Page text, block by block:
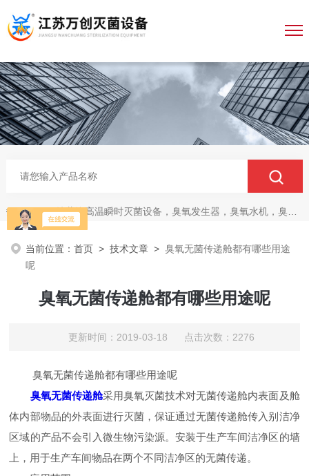
热门关键词：纯蒸汽高温瞬时灭菌设备，臭氧发生器，臭氧水机，臭氧灭菌柜，无菌传递仓
当前位置：首页 >技术文章 >臭氧无菌传递舱都有哪些用途
呢
臭氧无菌传递舱都有哪些用途呢
更新时间：2019-03-18 点击次数：2276
臭氧无菌传递舱都有哪些用途呢
臭氧无菌传递舱采用臭氧灭菌技术对无菌传递舱内表面及舱
体内部物品的外表面进行灭菌，保证通过无菌传递舱传入别洁净
区域的产品不会引入微生物污染源。安装于生产车间洁净区的墙
上，用于生产车间物品在两个不同洁净区的无菌传递。